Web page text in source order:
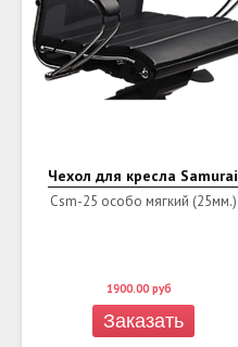
Чехол для кресла Samurai
Csm-25 особо мягкий (25мм.)
1900.00 руб
Заказать